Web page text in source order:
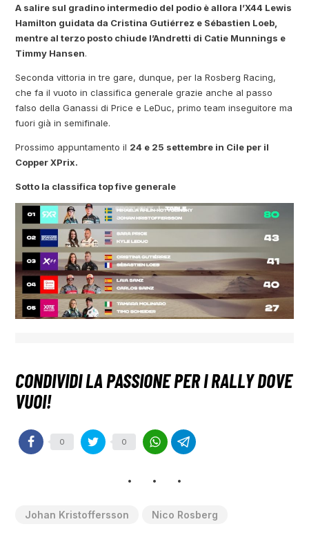
A salire sul gradino intermedio del podio è allora l’X44 Lewis
Hamilton guidata da Cristina Gutiérrez e Sébastien Loeb,
mentre al terzo posto chiude l’Andretti di Catie Munnings e
Timmy Hansen.
Seconda vittoria in tre gare, dunque, per la Rosberg Racing,
che fa il vuoto in classifica generale grazie anche al passo
falso della Ganassi di Price e LeDuc, primo team inseguitore ma
fuori già in semifinale.
Prossimo appuntamento il 24 e 25 settembre in Cile per il
Copper XPrix.
Sotto la classifica top five generale
0 0
Johan Kristoffersson Nico Rosberg